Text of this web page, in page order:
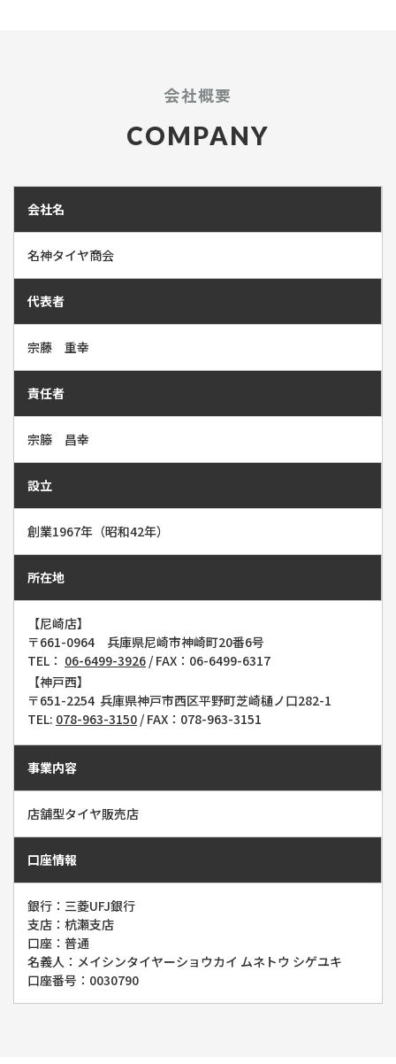
会社概要
COMPANY
会社名
名神タイヤ商会
代表者
宗藤 重幸
責任者
宗籐 昌幸
設立
創業1967年（昭和42年）
所在地
【尼崎店】
〒661-0964 兵庫県尼崎市神崎町20番6号
TEL： 06-6499-3926 / FAX：06-6499-6317
【神戸西】
〒651-2254 兵庫県神戸市西区平野町芝崎樋ノ口282-1
TEL: 078-963-3150 / FAX：078-963-3151
事業内容
店舗型タイヤ販売店
口座情報
銀行：三菱UFJ銀行
支店：杭瀬支店
口座：普通
名義人：メイシンタイヤーショウカイ ムネトウ シゲユキ
口座番号：0030790